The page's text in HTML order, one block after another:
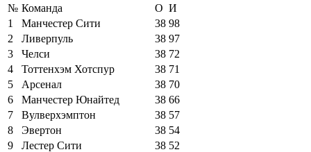
№ Команда О И
1
Манчестер Сити 38 98
2
Ливерпуль 38 97
3
Челси 38 72
4
Тоттенхэм Хотспур 38 71
5
Арсенал 38 70
6
Манчестер Юнайтед 38 66
7
Вулверхэмптон 38 57
8
Эвертон 38 54
9
Лестер Сити 38 52